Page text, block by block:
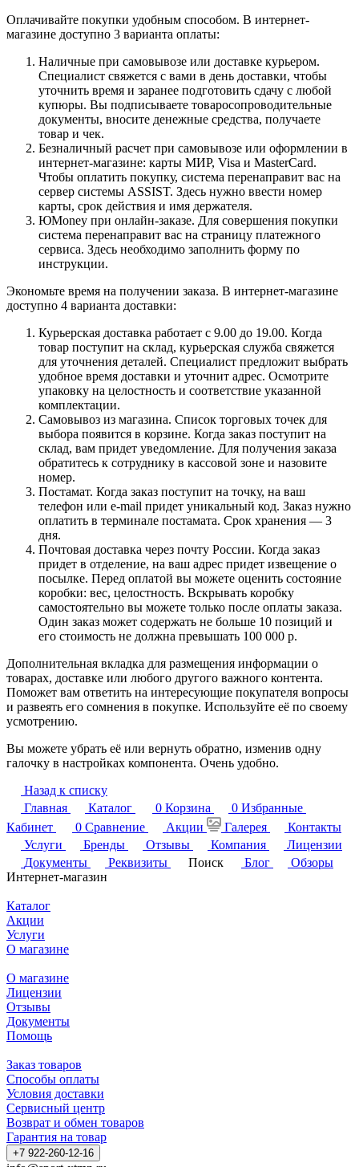
Оплачивайте покупки удобным способом. В интернет-
магазине доступно 3 варианта оплаты:
Наличные при самовывозе или доставке курьером.
Специалист свяжется с вами в день доставки, чтобы
уточнить время и заранее подготовить сдачу с любой
купюры. Вы подписываете товаросопроводительные
документы, вносите денежные средства, получаете
товар и чек.
Безналичный расчет при самовывозе или оформлении в
интернет-магазине: карты МИР, Visa и MasterCard.
Чтобы оплатить покупку, система перенаправит вас на
сервер системы ASSIST. Здесь нужно ввести номер
карты, срок действия и имя держателя.
ЮMoney при онлайн-заказе. Для совершения покупки
система перенаправит вас на страницу платежного
сервиса. Здесь необходимо заполнить форму по
инструкции.
Экономьте время на получении заказа. В интернет-магазине
доступно 4 варианта доставки:
Курьерская доставка работает с 9.00 до 19.00. Когда
товар поступит на склад, курьерская служба свяжется
для уточнения деталей. Специалист предложит выбрать
удобное время доставки и уточнит адрес. Осмотрите
упаковку на целостность и соответствие указанной
комплектации.
Самовывоз из магазина. Список торговых точек для
выбора появится в корзине. Когда заказ поступит на
склад, вам придет уведомление. Для получения заказа
обратитесь к сотруднику в кассовой зоне и назовите
номер.
Постамат. Когда заказ поступит на точку, на ваш
телефон или e-mail придет уникальный код. Заказ нужно
оплатить в терминале постамата. Срок хранения — 3
дня.
Почтовая доставка через почту России. Когда заказ
придет в отделение, на ваш адрес придет извещение о
посылке. Перед оплатой вы можете оценить состояние
коробки: вес, целостность. Вскрывать коробку
самостоятельно вы можете только после оплаты заказа.
Один заказ может содержать не больше 10 позиций и
его стоимость не должна превышать 100 000 р.
Дополнительная вкладка для размещения информации о
товарах, доставке или любого другого важного контента.
Поможет вам ответить на интересующие покупателя вопросы
и развеять его сомнения в покупке. Используйте её по своему
усмотрению.
Вы можете убрать её или вернуть обратно, изменив одну
галочку в настройках компонента. Очень удобно.
Назад к списку
Главная
Каталог 0 Корзина 0 Избранные
Кабинет
0 Сравнение Акции Галерея
Контакты
Услуги
Бренды Отзывы Компания
Лицензии
Документы
Реквизиты Поиск Блог
Обзоры
Интернет-магазин
Каталог
Акции
Услуги
О магазине
О магазине
Лицензии
Отзывы
Документы
Помощь
Заказ товаров
Способы оплаты
Условия доставки
Сервисный центр
Возврат и обмен товаров
Гарантия на товар
+7 922-260-12-16